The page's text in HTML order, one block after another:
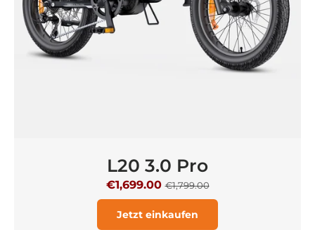
L20 3.0 Pro
€1,699.00€1,799.00
Jetzt einkaufen